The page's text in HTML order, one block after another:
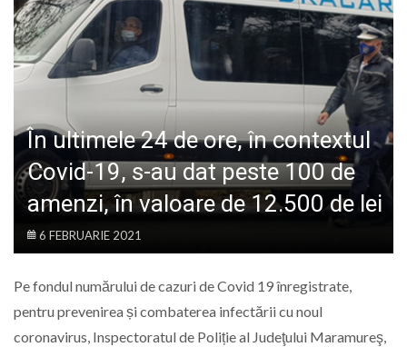
SPECIAL
POLITIC
În ultimele 24 de ore, în contextul
Covid-19, s-au dat peste 100 de
amenzi, în valoare de 12.500 de lei
6 FEBRUARIE 2021
Pe fondul numărului de cazuri de Covid 19 înregistrate,
pentru prevenirea și combaterea infectării cu noul
coronavirus, Inspectoratul de Poliție al Judeţului Maramureş,